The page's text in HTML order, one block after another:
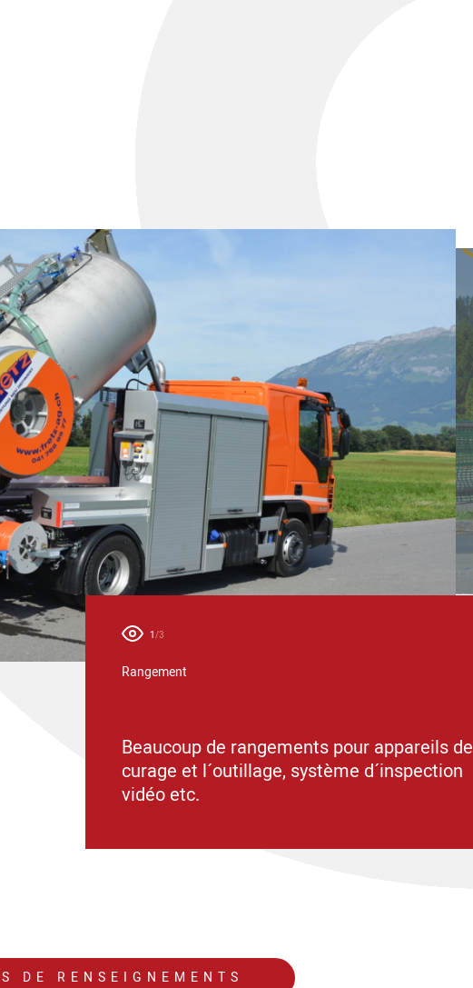
1/3
Rangement
Beaucoup de rangements pour appareils de
curage et l´outillage, système d´inspection
vidéo etc.
DE RENSEIGNEMENTS